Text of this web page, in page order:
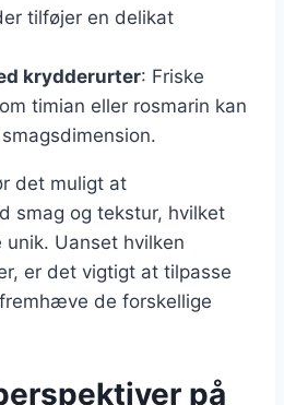
tilføjer en delikat
krydderurter: Friske
timian eller rosmarin kan
det muligt at
smag og tekstur, hvilket
Uanset hvilken
er det vigtigt at tilpasse
de forskellige
på